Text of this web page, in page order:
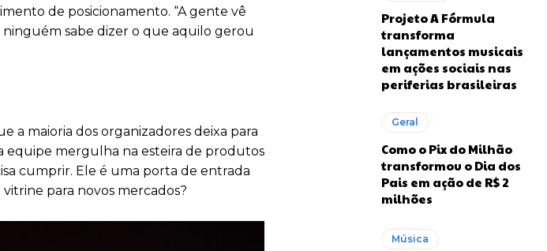
de posicionamento. “A gente vê
ninguém sabe dizer o que aquilo gerou
a maioria dos organizadores deixa para
equipe mergulha na esteira de produtos
cumprir. Ele é uma porta de entrada
para novos mercados?
Projeto A Fórmula
transforma
lançamentos musicais
em ações sociais nas
periferias brasileiras
Geral
Como o Pix do Milhão
transformou o Dia dos
Pais em ação de R$ 2
milhões
Música